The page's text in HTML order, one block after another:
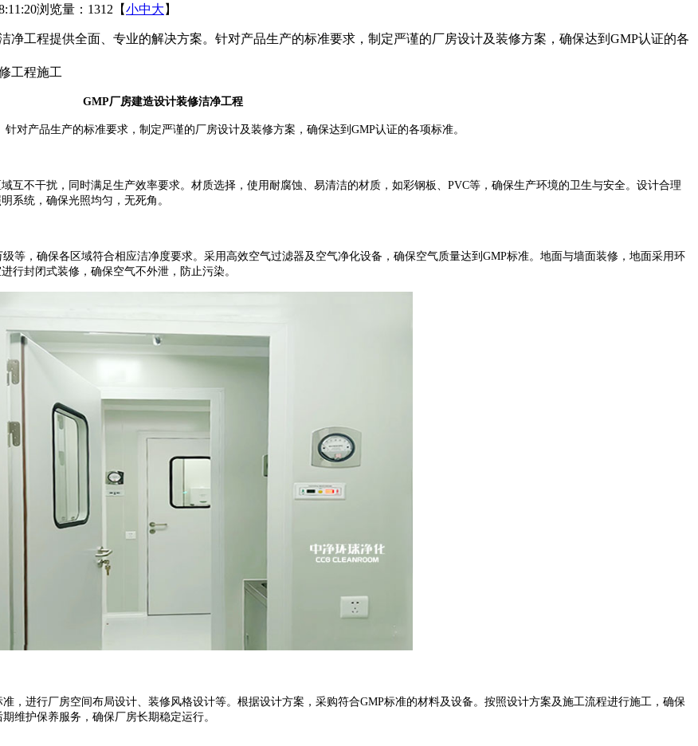
浏览量：1312 【小中大 】
净工程提供全面、专业的解决方案。针对产品生产的标准要求，制定严谨的厂房设计及装修方案，确保达到GMP认证的各
工程施工
GMP厂房建造设计装修洁净工程
对产品生产的标准要求，制定严谨的厂房设计及装修方案，确保达到 GMP认证的各项标准。
互不干扰，同时满足生产效率要求。材质选择，使用耐腐蚀、易清洁的材质，如彩钢板、 PVC等，确保生产环境的卫生与安全。设计合理
明系统，确保光照均匀，无死角。
等，确保各区域符合相应洁净度要求。采用高效空气过滤器及空气净化设备，确保空气质量达到 GMP标准。地面与墙面装修，地面采用环
行封闭式装修，确保空气不外泄，防止污染。
准，进行厂房空间布局设计、装修风格设计等。根据设计方案，采购符合GMP标准的材料及设备。按照设计方案及施工流程进行施工，确保
维护保养服务，确保厂房长期稳定运行。